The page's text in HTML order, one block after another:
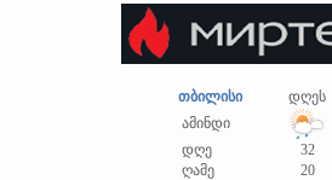
თბილისი დღეს
ამინდი
დღე
32
ღამე
20